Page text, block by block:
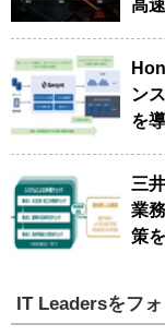
高
ン
を
三
業
策
IT Leadersをフ